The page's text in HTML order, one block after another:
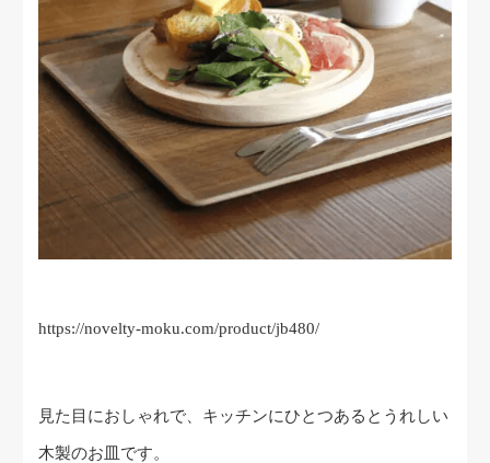
https://novelty-moku.com/product/jb480/
見た目におしゃれで、キッチンにひとつあるとうれしい
木製のお皿です。